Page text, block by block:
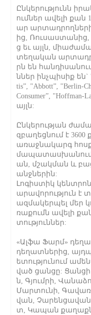
Ընկերությունն
ումներ ավելի
ար
ից,
ց եւ այլն,
տեղական
րն են
ններ ինչպիսիք են`
tis”, "Abbott”, "Berlin-
Consumer”, "Hoffman-
այլն:
Ընկերության
զբաղեցնում է
առաջնակարգ
մապատասխանում
ան, մշակման և
անջներին:
Լոգիստիկ
արավորություն է
ազմակերպել մեր
ռաքումն ավելի
տություններ:
«Ալֆա Ֆարմ»
դեղատներից,
ետությունում
ված ցանցը:
ն, Գյումրի,
Մարտունի,
վան,
տ, Կապան